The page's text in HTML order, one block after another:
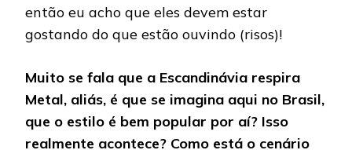
então eu acho que eles devem estar
gostando do que estão ouvindo (risos)!
Muito se fala que a Escandinávia respira
Metal, aliás, é que se imagina aqui no Brasil,
que o estilo é bem popular por aí? Isso
realmente acontece? Como está o cenário